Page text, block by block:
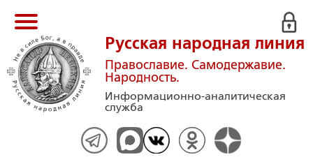
Русская народная линия
Православие. Самодержавие.
Народность.
Информационно-аналитическая
служба